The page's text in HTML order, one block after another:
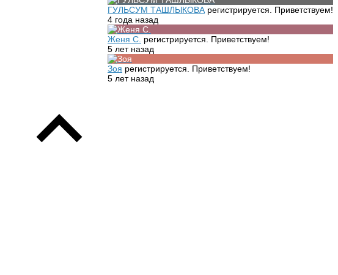
ГУЛЬСУМ ТАШЛЫКОВА регистрируется. Приветствуем!
4 года назад
Женя С. регистрируется. Приветствуем!
5 лет назад
Зоя регистрируется. Приветствуем!
5 лет назад